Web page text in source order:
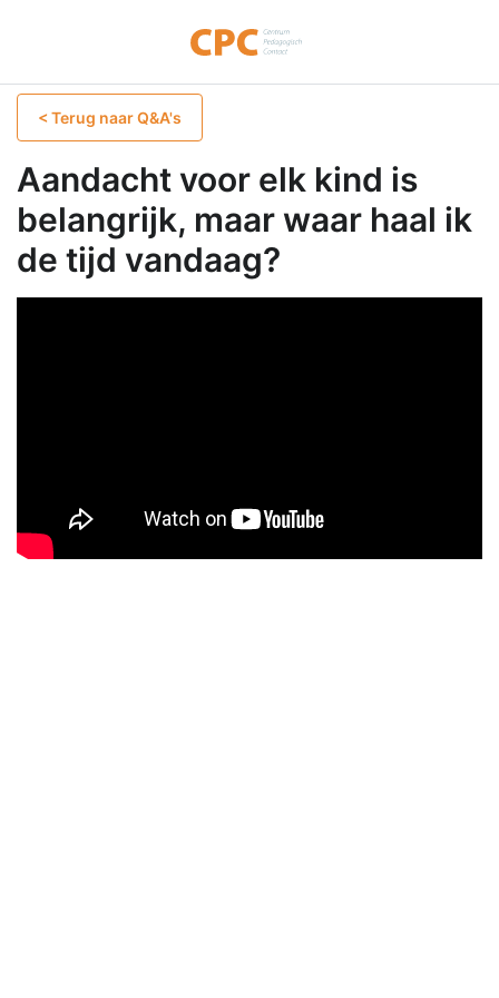
< Terug naar Q&A's
Aandacht voor elk kind is
belangrijk, maar waar haal ik
de tijd vandaag?